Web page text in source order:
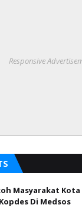
Responsive
Masyarakat Kota
Di Medsos